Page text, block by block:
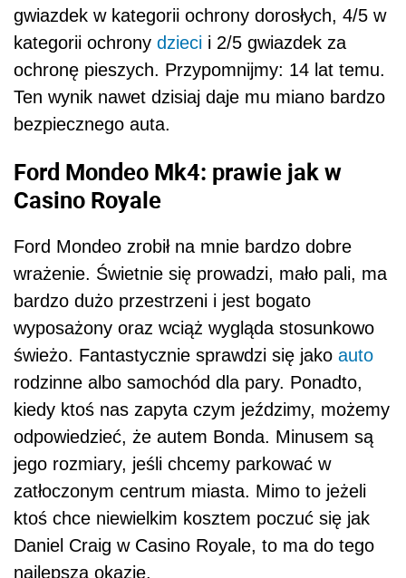
gwiazdek w kategorii ochrony dorosłych, 4/5 w
kategorii ochrony dzieci i 2/5 gwiazdek za
ochronę pieszych. Przypomnijmy: 14 lat temu.
Ten wynik nawet dzisiaj daje mu miano bardzo
bezpiecznego auta.
Ford Mondeo Mk4: prawie jak w
Casino Royale
Ford Mondeo zrobił na mnie bardzo dobre
wrażenie. Świetnie się prowadzi, mało pali, ma
bardzo dużo przestrzeni i jest bogato
wyposażony oraz wciąż wygląda stosunkowo
świeżo. Fantastycznie sprawdzi się jako auto
rodzinne albo samochód dla pary. Ponadto,
kiedy ktoś nas zapyta czym jeździmy, możemy
odpowiedzieć, że autem Bonda. Minusem są
jego rozmiary, jeśli chcemy parkować w
zatłoczonym centrum miasta. Mimo to jeżeli
ktoś chce niewielkim kosztem poczuć się jak
Daniel Craig w Casino Royale, to ma do tego
najlepszą okazję.